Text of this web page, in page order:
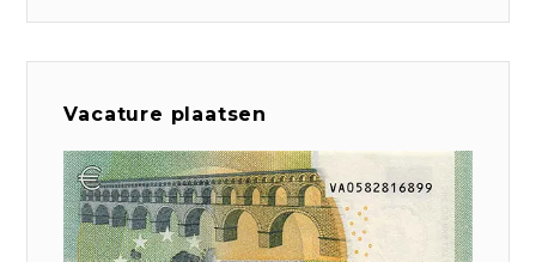
Vacature plaatsen